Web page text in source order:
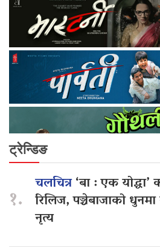
ट्रेन्डिङ
१.
चलचित्र‘बा : एक योद्धा’
रिलिज, पञ्चेबाजाको
नृत्य